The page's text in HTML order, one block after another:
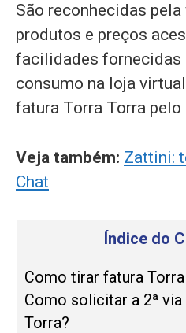
São reconhecidas pela
produtos e preços
facilidades fornecidas
consumo na loja
fatura Torra Torra
Veja também: Zattini:
Chat
Índice do
Como tirar fatura
Como solicitar a 2ª
Torra?